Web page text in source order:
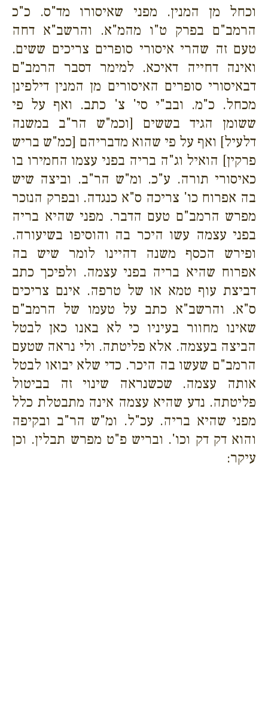
וכחל מן המנין. מפני שאיסורו מד"ס. כ"כ
הרמב"ם בפרק ט"ו מהמ"א. והרשב"א דחה
טעם זה שהרי איסורי סופרים צריכים ששים.
ואינה דחייה דאיכא. למימר דסבר הרמב"ם
דבאיסורי סופרים האיסורים מן המנין דילפינן
מכחל. כ"מ. ובב"י סי' צ' כתב. ואף על פי
ששומן הגיד בששים [וכמ"ש הר"ב במשנה
דלעיל] ואף על פי שהוא מדבריהם [כמ"ש בריש
פרקין] הואיל וג"ה בריה בפני עצמו החמירו בו
כאיסורי תורה. ע"כ. ומ"ש הר"ב. וביצה שיש
בה אפרוח כו' צריכה ס"א כנגדה. ובפרק הנזכר
מפרש הרמב"ם טעם הדבר. מפני שהיא בריה
בפני עצמה עשו היכר בה והוסיפו בשיעורה.
ופירש הכסף משנה דהיינו לומר שיש בה
אפרוח שהיא בריה בפני עצמה. ולפיכך כתב
דביצת עוף טמא או של טרפה. אינם צריכים
ס"א. והרשב"א כתב על טעמו של הרמב"ם
שאינו מחוור בעיניו כי לא באנו כאן לבטל
הביצה בעצמה. אלא פליטתה. ולי נראה שטעם
הרמב"ם שעשו בה היכר. כדי שלא יבואו לבטל
אותה עצמה. שכשנראה שינוי זה בביטול
פליטתה. נדע שהיא עצמה אינה מתבטלת כלל
מפני שהיא בריה. עכ"ל. ומ"ש הר"ב ובקיפה
והוא דק דק וכו'. ובריש פ"ט מפרש תבלין. וכן
עיקר: